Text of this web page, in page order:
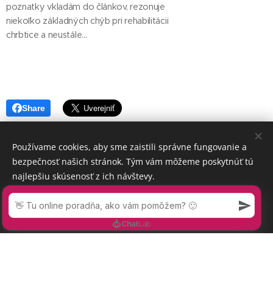
poznatky vkladám do článkov, rezonuje
niekoľko základných chýb pri rehabilitácii
chrbtice a neustále...
Share
Používame cookies, aby sme zaistili správne fungovanie a
bezpečnosť našich stránok. Tým vám môžeme poskytnúť tú
najlepšiu skúsenosť z ich návštevy.
Prijať nevyhnutné Prijať všetko